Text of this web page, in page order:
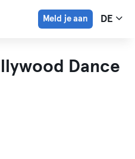
Meld je aan DE
Dance